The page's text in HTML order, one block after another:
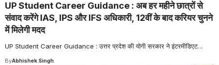
UP Student Career Guidance : अब हर महीने छात्रों से
संवाद करेंगे IAS, IPS और IFS अधिकारी, 12वीं के बाद करियर चुनने
में मिलेगी मदद
UP Student Career Guidance : उत्तर प्रदेश की योगी सरकार ने इंटरमीडिएट…
ByAbhishek Singh